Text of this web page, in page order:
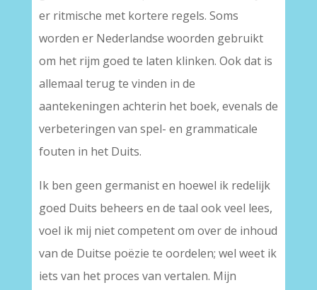
er ritmische met kortere regels. Soms
worden er Nederlandse woorden gebruikt
om het rijm goed te laten klinken. Ook dat is
allemaal terug te vinden in de
aantekeningen achterin het boek, evenals de
verbeteringen van spel- en grammaticale
fouten in het Duits.
Ik ben geen germanist en hoewel ik redelijk
goed Duits beheers en de taal ook veel lees,
voel ik mij niet competent om over de inhoud
van de Duitse poëzie te oordelen; wel weet ik
iets van het proces van vertalen. Mijn